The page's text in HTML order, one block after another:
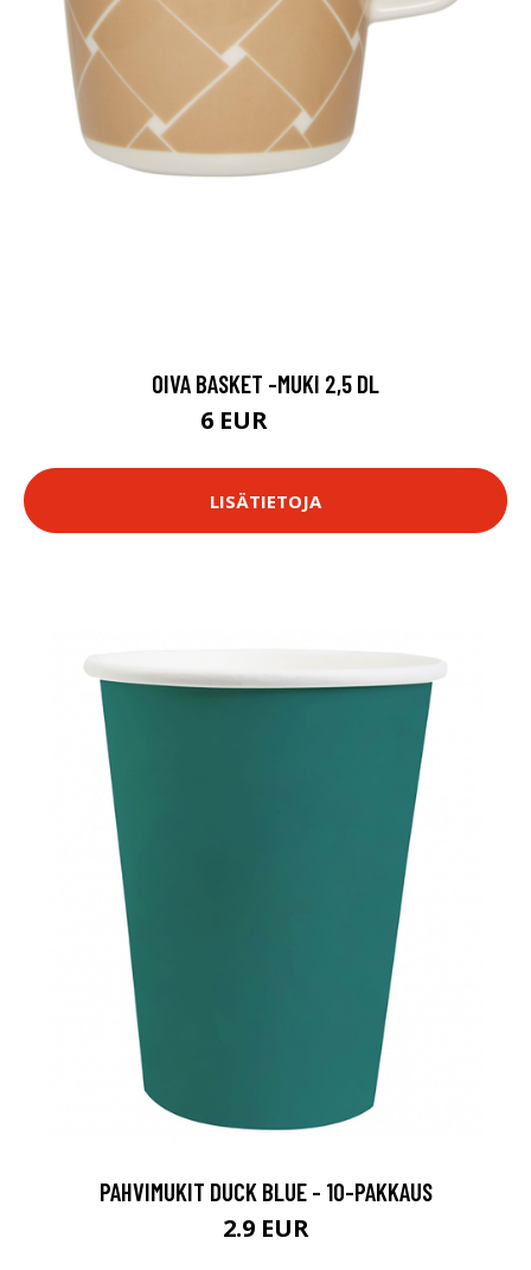
OIVA BASKET -MUKI 2,5 DL
6 EUR
LISÄTIETOJA
PAHVIMUKIT DUCK BLUE - 10-PAKKAUS
2.9 EUR